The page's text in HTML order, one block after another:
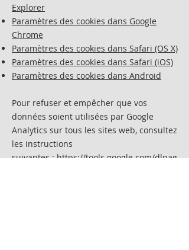
Explorer
Paramètres des cookies dans Google
Chrome
Paramètres des cookies dans Safari (OS X)
Paramètres des cookies dans Safari (iOS)
Paramètres des cookies dans Android
Pour refuser et empêcher que vos
données soient utilisées par Google
Analytics sur tous les sites web, consultez
les instructions
suivantes :https://tools.google.com/dlpag